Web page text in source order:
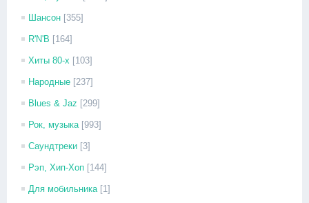
Шансон [355]
R'N'B [164]
Хиты 80-х [103]
Народные [237]
Blues & Jaz [299]
Рок, музыка [993]
Саундтреки [3]
Рэп, Хип-Хоп [144]
Для мобильника [1]